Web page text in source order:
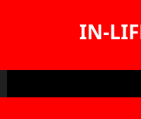
IN-